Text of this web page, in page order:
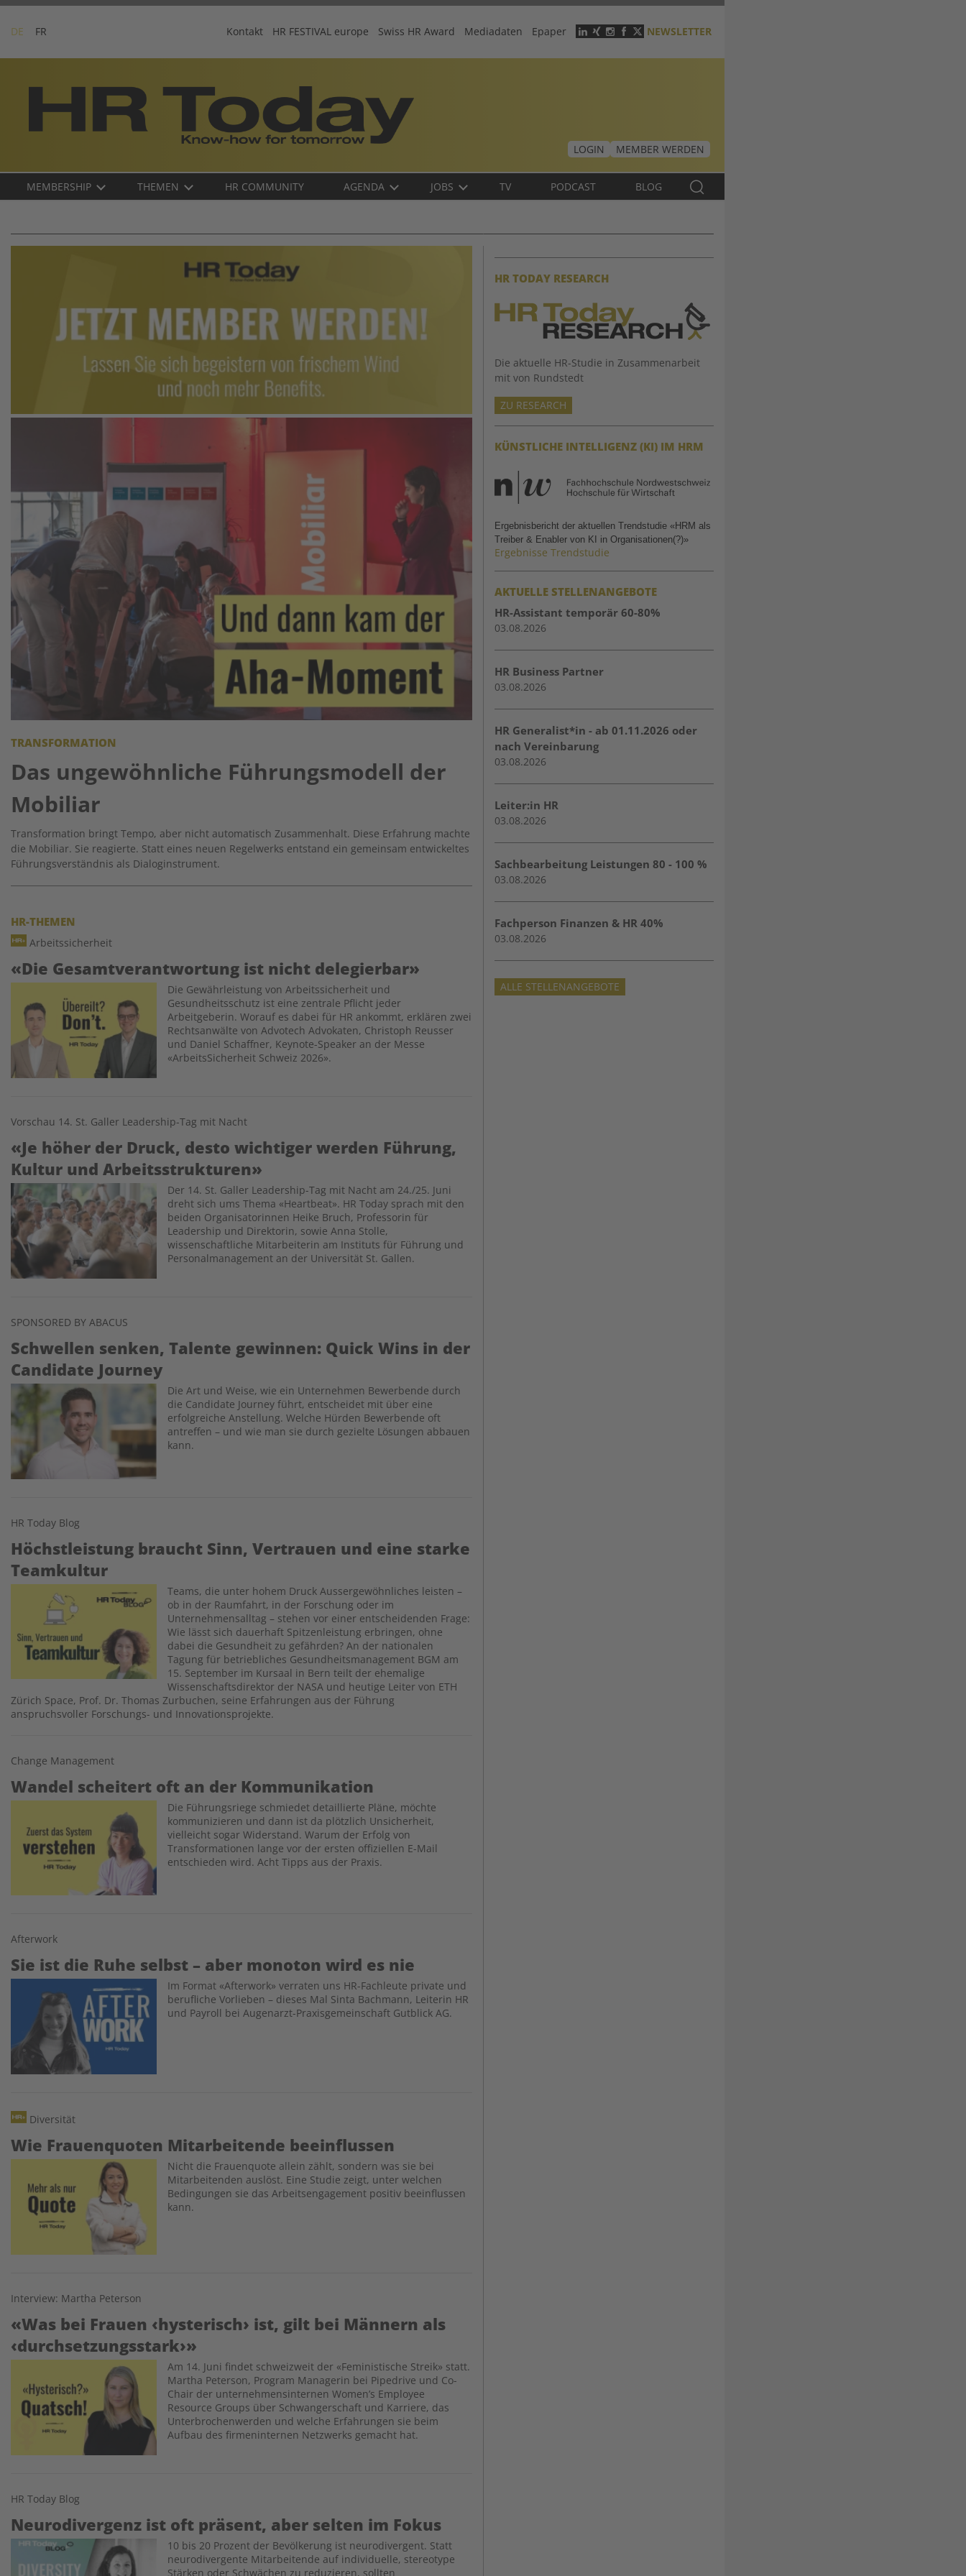
Skip
content
DE FR
Header
menu
Kontakt HR FESTIVAL europe Swiss HR Award Mediadaten Epaper NEWSLETTER
LOGIN
MEMBER WERDEN
Main
DE
MEMBERSHIP THEMEN HR COMMUNITY AGENDA JOBS TV PODCAST BLOG
TRANSFORMATION
Das ungewöhnliche Führungsmodell der
Mobiliar
Transformation bringt Tempo, aber nicht automatisch Zusammenhalt. Diese Erfahrung machte
die Mobiliar. Sie reagierte. Statt eines neuen Regelwerks entstand ein gemeinsam entwickeltes
Führungsverständnis als Dialoginstrument.
HR-THEMEN
Arbeitssicherheit
«Die Gesamtverantwortung ist nicht delegierbar»
Die Gewährleistung von Arbeitssicherheit und
Gesundheitsschutz ist eine zentrale Pflicht jeder
Arbeitgeberin. Worauf es dabei für HR ankommt, erklären zwei
Rechtsanwälte von Advotech Advokaten, Christoph Reusser
und Daniel Schaffner, Keynote-Speaker an der Messe
«ArbeitsSicherheit Schweiz 2026».
Vorschau 14. St. Galler Leadership-Tag mit Nacht
«Je höher der Druck, desto wichtiger werden Führung,
Kultur und Arbeitsstrukturen»
Image
Der 14. St. Galler Leadership-Tag mit Nacht am 24./25. Juni
dreht sich ums Thema «Heartbeat». HR Today sprach mit den
beiden Organisatorinnen Heike Bruch, Professorin für
Leadership und Direktorin, sowie Anna Stolle,
wissenschaftliche Mitarbeiterin am Instituts für Führung und
Personalmanagement an der Universität St. Gallen.
SPONSORED BY ABACUS
Schwellen senken, Talente gewinnen: Quick Wins in der
Candidate Journey
Image
Die Art und Weise, wie ein Unternehmen Bewerbende durch
die Candidate Journey führt, entscheidet mit über eine
erfolgreiche Anstellung. Welche Hürden Bewerbende oft
antreffen – und wie man sie durch gezielte Lösungen abbauen
kann.
HR Today Blog
Höchstleistung braucht Sinn, Vertrauen und eine starke
Teamkultur
Teams, die unter hohem Druck Aussergewöhnliches leisten –
ob in der Raumfahrt, in der Forschung oder im
Unternehmensalltag – stehen vor einer entscheidenden Frage:
Wie lässt sich dauerhaft Spitzenleistung erbringen, ohne
dabei die Gesundheit zu gefährden? An der nationalen
Tagung für betriebliches Gesundheitsmanagement BGM am
15. September im Kursaal in Bern teilt der ehemalige
Wissenschaftsdirektor der NASA und heutige Leiter von ETH
Zürich Space, Prof. Dr. Thomas Zurbuchen, seine Erfahrungen aus der Führung
anspruchsvoller Forschungs- und Innovationsprojekte.
Change Management
Wandel scheitert oft an der Kommunikation
Die Führungsriege schmiedet detaillierte Pläne, möchte
kommunizieren und dann ist da plötzlich Unsicherheit,
vielleicht sogar Widerstand. Warum der Erfolg von
Transformationen lange vor der ersten offiziellen E-Mail
entschieden wird. Acht Tipps aus der Praxis.
Afterwork
Sie ist die Ruhe selbst – aber monoton wird es nie
Im Format «Afterwork» verraten uns HR-Fachleute private und
berufliche Vorlieben – dieses Mal Sinta Bachmann, Leiterin HR
und Payroll bei Augenarzt-Praxisgemeinschaft Gutblick AG.
Diversität
Wie Frauenquoten Mitarbeitende beeinflussen
Nicht die Frauenquote allein zählt, sondern was sie bei
Mitarbeitenden auslöst. Eine Studie zeigt, unter welchen
Bedingungen sie das Arbeitsengagement positiv beeinflussen
kann.
Interview: Martha Peterson
«Was bei Frauen ‹hysterisch› ist, gilt bei Männern als
‹durchsetzungsstark›»
Am 14. Juni findet schweizweit der «Feministische Streik» statt.
Martha Peterson, Program Managerin bei Pipedrive und Co-
Chair der unternehmensinternen Women’s Employee
Resource Groups über Schwangerschaft und Karriere, das
Unterbrochenwerden und welche Erfahrungen sie beim
Aufbau des firmeninternen Netzwerks gemacht hat.
HR Today Blog
Neurodivergenz ist oft präsent, aber selten im Fokus
Image
10 bis 20 Prozent der Bevölkerung ist neurodivergent. Statt
neurodivergente Mitarbeitende auf individuelle, stereotype
Stärken oder Schwächen zu reduzieren, sollten
HR TODAY RESEARCH
Die aktuelle HR-Studie in Zusammenarbeit
mit von Rundstedt
ZU RESEARCH
KÜNSTLICHE INTELLIGENZ (KI) IM HRM
Ergebnisbericht der aktuellen Trendstudie «HRM als
Treiber & Enabler von KI in Organisationen(?)»
Ergebnisse Trendstudie
AKTUELLE STELLENANGEBOTE
HR-Assistant temporär 60-80%
03.08.2026
HR Business Partner
03.08.2026
HR Generalist*in - ab 01.11.2026 oder
nach Vereinbarung
03.08.2026
Leiter:in HR
03.08.2026
Sachbearbeitung Leistungen 80 - 100 %
03.08.2026
Fachperson Finanzen & HR 40%
03.08.2026
ALLE STELLENANGEBOTE